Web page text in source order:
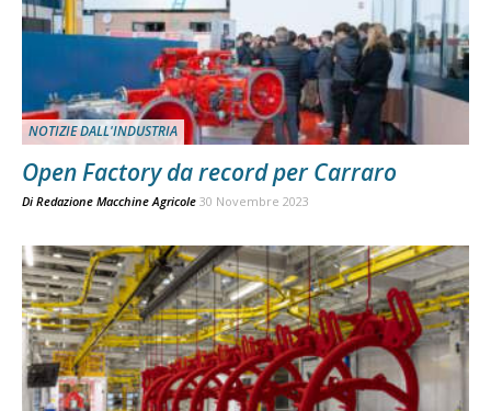
NOTIZIE DALL'INDUSTRIA
Open Factory da record per Carraro
Di Redazione Macchine Agricole 30 Novembre 2023